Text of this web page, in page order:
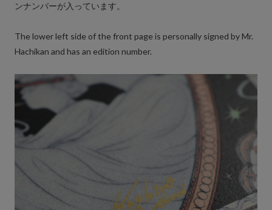
ンナンバーが入っています。
The lower left side of the front page is personally signed by Mr.
Hachikan and has an edition number.